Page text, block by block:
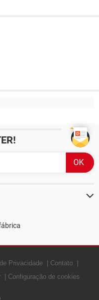
Privacidade
Contato
Configuração de cookies